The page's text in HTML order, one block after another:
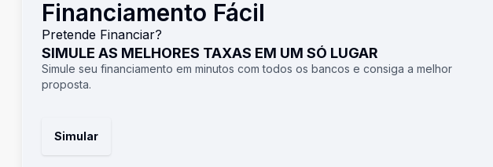
Financiamento Fácil
Pretende Financiar?
SIMULE AS MELHORES TAXAS EM UM SÓ LUGAR
Simule seu financiamento em minutos com todos os bancos e consiga a melhor
proposta.
Simular